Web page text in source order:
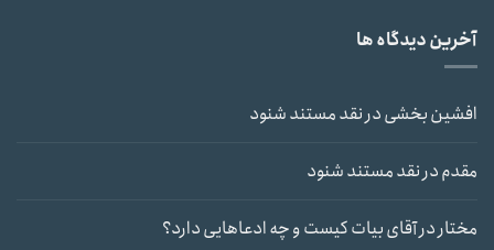
آخرین دیدگاه ها
افشین بخشیدرنقد مستند شنود
مقدمدرنقد مستند شنود
مختاردرآقای بیات کیست و چه ادعاهایی دارد؟